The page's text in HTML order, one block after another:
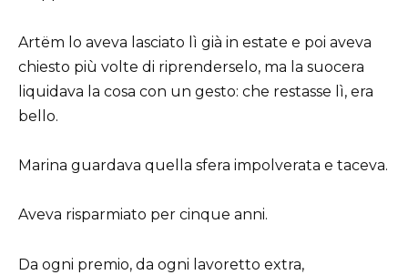
Artëm lo aveva lasciato lì già in estate e poi aveva
chiesto più volte di riprenderselo, ma la suocera
liquidava la cosa con un gesto: che restasse lì, era
bello.
Marina guardava quella sfera impolverata e taceva.
Aveva risparmiato per cinque anni.
Da ogni premio, da ogni lavoretto extra,